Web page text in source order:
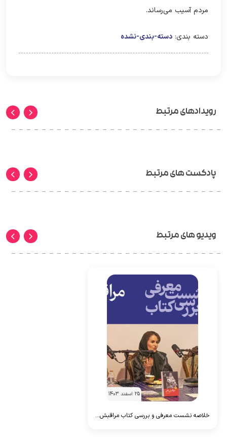
مردم آسیب می‌رساند.
دسته بندی:دسته-بندی-نشده
رویدادهای مرتبط
پادکست های مرتبط
ویدیو های مرتبط
25 اسفند 1403
خلاصه نشست معرفی و بررسی کتاب مراقبش...